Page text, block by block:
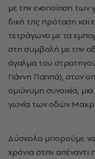
με την ενοποίηση
δική της πρόταση και
τετράγωνο με τα
στη συμβολή με την
άγαλμα του
Γιάννη Παππά), στον
ομώνυμη συνοικία,
γωνία των οδών
Δύσκολα μπορούμε να φανταστούμε ότι πριν πολλά
χρόνια στην